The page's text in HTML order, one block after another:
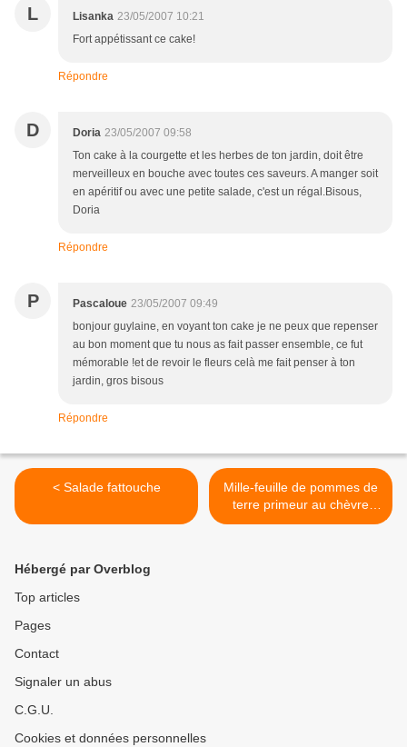
L Lisanka 23/05/2007 10:21
Fort appétissant ce cake!
Répondre
D Doria 23/05/2007 09:58
Ton cake à la courgette et les herbes de ton jardin, doit être
merveilleux en bouche avec toutes ces saveurs. A manger soit
en apéritif ou avec une petite salade, c'est un régal.Bisous,
Doria
Répondre
P Pascaloue 23/05/2007 09:49
bonjour guylaine, en voyant ton cake je ne peux que repenser
au bon moment que tu nous as fait passer ensemble, ce fut
mémorable !et de revoir le fleurs celà me fait penser à ton
jardin, gros bisous
Répondre
< Salade fattouche
Mille-feuille de pommes de
terre primeur au chèvre
frais >
Hébergé par Overblog
Top articles
Pages
Contact
Signaler un abus
C.G.U.
Cookies et données personnelles